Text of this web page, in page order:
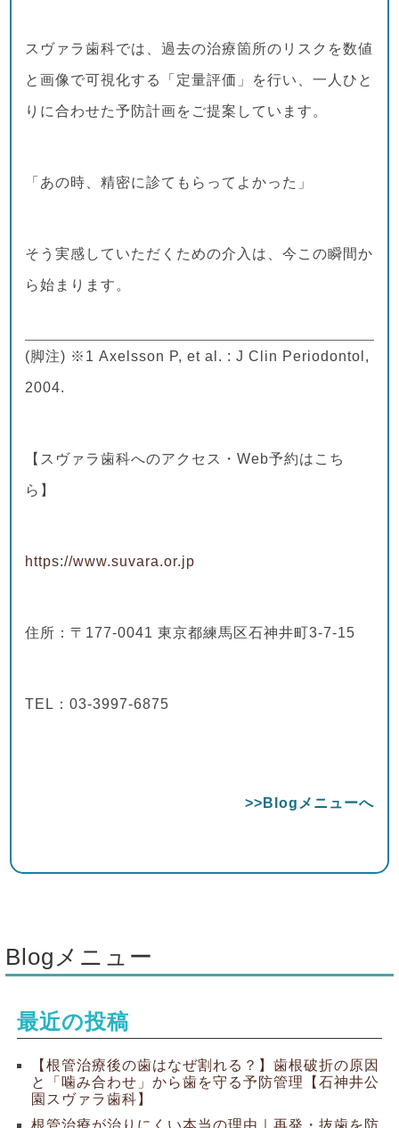
スヴァラ歯科では、過去の治療箇所のリスクを数値
と画像で可視化する「定量評価」を行い、一人ひと
りに合わせた予防計画をご提案しています。
「あの時、精密に診てもらってよかった」
そう実感していただくための介入は、今この瞬間か
ら始まります。
(脚注) ※1 Axelsson P, et al. : J Clin Periodontol,
2004.
【スヴァラ歯科へのアクセス・Web予約はこち
ら】
https://www.suvara.or.jp
住所：〒177-0041 東京都練馬区石神井町3-7-15
TEL：03-3997-6875
>>Blogメニューへ
Blogメニュー
最近の投稿
【根管治療後の歯はなぜ割れる？】歯根破折の原因
と「噛み合わせ」から歯を守る予防管理【石神井公
園スヴァラ歯科】